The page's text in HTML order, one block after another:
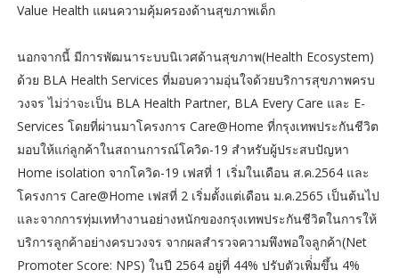
Value Health แผนความคุ้มครองด้านสุขภาพเด็ก
นอกจากนี้ มีการพัฒนาระบบนิเวศด้านสุขภาพ(Health Ecosystem)
ด้วย BLA Health Services ที่มอบความอุ่นใจด้วยบริการสุขภาพครบ
วงจร ไม่ว่าจะเป็น BLA Health Partner, BLA Every Care และ E-
Services โดยที่ผ่านมาโครงการ Care@Home ที่กรุงเทพประกันชีวิต
มอบให้แก่ลูกค้าในสถานการณ์โควิด-19 สำหรับผู้ประสบปัญหา
Home isolation จากโควิด-19 เฟสที่ 1 เริ่มในเดือน ส.ค.2564 และ
โครงการ Care@Home เฟสที่ 2 เริ่มตั้งแต่เดือน ม.ค.2565 เป็นต้นไป
และจากการทุ่มเททำงานอย่างหนักของกรุงเทพประกันชีวิตในการให้
บริการลูกค้าอย่างครบวงจร จากผลสำรวจความพึงพอใจลูกค้า(Net
Promoter Score: NPS) ในปี 2564 อยู่ที่ 44% ปรับตัวเพิ่่มขึ้น 4%